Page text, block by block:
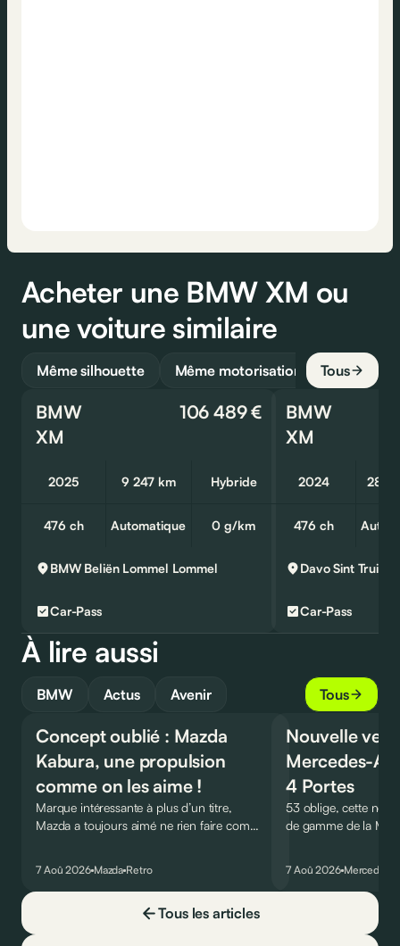
Acheter une BMW XM ou
une voiture similaire
Même silhouette Même motorisation Tous
BMW
XM
106 489 €
2025 9 247 km Hybride
476 ch Automatique 0 g/km
BMW Beliën Lommel Lommel
Car-Pass
BMW
XM
2024 28
476 ch
Davo Sint Truiden
Car-Pass
À lire aussi
BMW Actus Avenir Tous
Concept oublié : Mazda
Kabura, une propulsion
comme on les aime !
Marque intéressante à plus d’un titre,
Mazda a toujours aimé ne rien faire comme
des manières…
7 Aoû 2026 Mazda Retro
Nouvelle
Mercedes-
4 Portes
53 oblige, cette
de gamme de la
moins…
7 Aoû 2026 Mercedes
Tous les articles